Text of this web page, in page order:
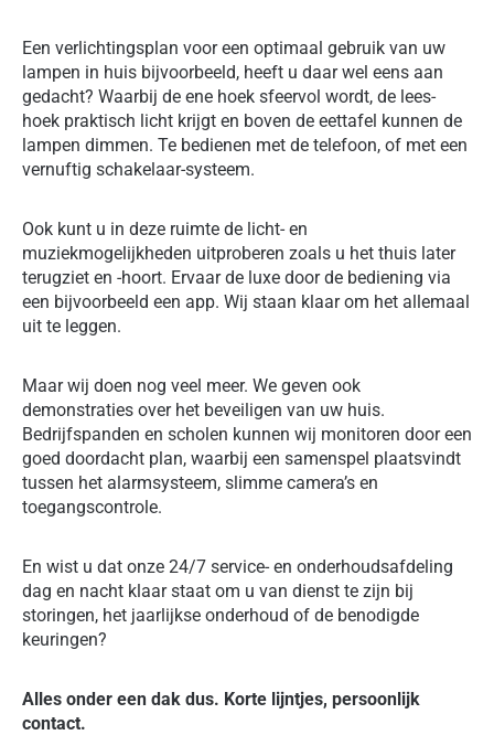
Een verlichtingsplan voor een optimaal gebruik van uw
lampen in huis bijvoorbeeld, heeft u daar wel eens aan
gedacht? Waarbij de ene hoek sfeervol wordt, de lees-
hoek praktisch licht krijgt en boven de eettafel kunnen de
lampen dimmen. Te bedienen met de telefoon, of met een
vernuftig schakelaar-systeem.
Ook kunt u in deze ruimte de licht- en
muziekmogelijkheden uitproberen zoals u het thuis later
terugziet en -hoort. Ervaar de luxe door de bediening via
een bijvoorbeeld een app. Wij staan klaar om het allemaal
uit te leggen.
Maar wij doen nog veel meer. We geven ook
demonstraties over het beveiligen van uw huis.
Bedrijfspanden en scholen kunnen wij monitoren door een
goed doordacht plan, waarbij een samenspel plaatsvindt
tussen het alarmsysteem, slimme camera’s en
toegangscontrole.
En wist u dat onze 24/7 service- en onderhoudsafdeling
dag en nacht klaar staat om u van dienst te zijn bij
storingen, het jaarlijkse onderhoud of de benodigde
keuringen?
Alles onder een dak dus. Korte lijntjes, persoonlijk
contact.